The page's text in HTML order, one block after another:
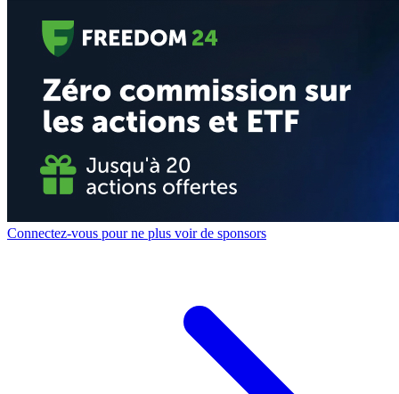
Connectez-vous pour ne plus voir de sponsors